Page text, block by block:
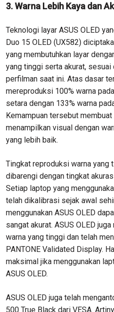
3. Warna Lebih Kaya dan
Teknologi layar ASUS OLED
Duo 15 OLED (UX582)
yang membutuhkan layar
yang tinggi serta akurat,
perfilman saat ini. Atas dasar
mereproduksi 100% warna
setara dengan 133% warna
Kemampuan tersebut membuat
menampilkan visual dengan
yang lebih baik.
Tingkat reproduksi warna yang
dibarengi dengan tingkat
Setiap laptop yang
telah dikalibrasi sejak awal
menggunakan ASUS OLED
sangat akurat. ASUS OLED
warna yang tinggi dan telah
PANTONE Validated Display.
maksimal jika menggunakan
ASUS OLED.
ASUS OLED juga telah
500 True Black dari VESA.